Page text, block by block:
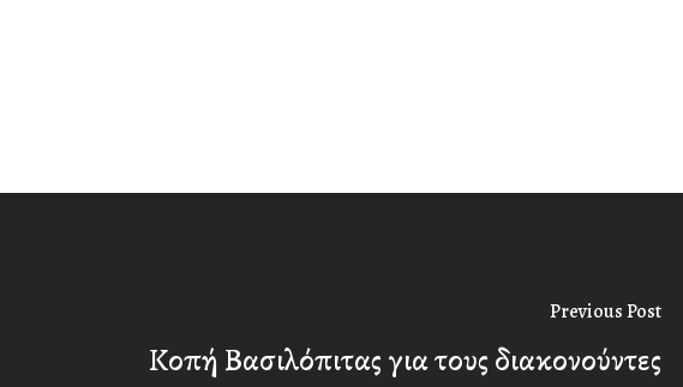
Previous Post
Κοπή Βασιλόπιτας για τους διακονούντες